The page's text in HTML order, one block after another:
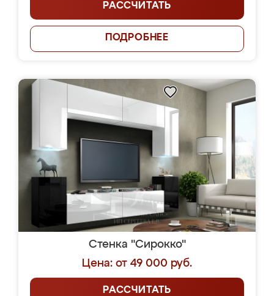
РАССЧИТАТЬ
ПОДРОБНЕЕ
Стенка "Сирокко"
Цена: от 49 000 руб.
РАССЧИТАТЬ